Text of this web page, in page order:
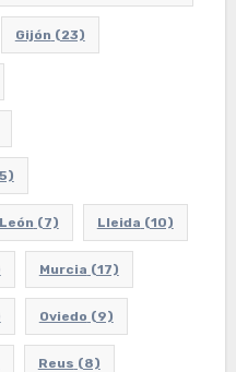
Gijón (23)
León (7) Lleida (10)
Murcia (17)
Oviedo (9)
Reus (8)